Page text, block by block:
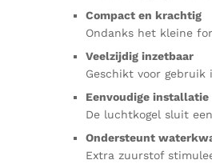
Compact en krachtig
Ondanks het kleine
Veelzijdig inzetbaar
Geschikt voor
Eenvoudige installatie
De luchtkogel sluit
Ondersteunt
Extra zuurstof